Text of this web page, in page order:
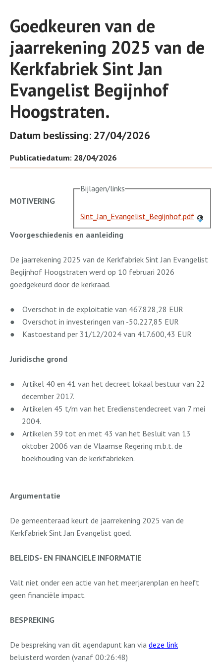
Goedkeuren van de
jaarrekening 2025 van de
Kerkfabriek Sint Jan
Evangelist Begijnhof
Hoogstraten.
Datum beslissing: 27/04/2026
Publicatiedatum: 28/04/2026
Bijlagen/links
Sint_Jan_Evangelist_Begijnhof.pdf
MOTIVERING
Voorgeschiedenis en aanleiding
De jaarrekening 2025 van de Kerkfabriek Sint Jan Evangelist
Begijnhof Hoogstraten werd op 10 februari 2026
goedgekeurd door de kerkraad.
●
Overschot in de exploitatie van 467.828,28 EUR
●
Overschot in investeringen van -50.227,85 EUR
●
Kastoestand per 31/12/2024 van 417.600,43 EUR
Juridische grond
●
Artikel 40 en 41 van het decreet lokaal bestuur van 22
december 2017.
●
Artikelen 45 t/m van het Eredienstendecreet van 7 mei
2004.
●
Artikelen 39 tot en met 43 van het Besluit van 13
oktober 2006 van de Vlaamse Regering m.b.t. de
boekhouding van de kerkfabrieken.
Argumentatie
De gemeenteraad keurt de jaarrekening 2025 van de
Kerkfabriek Sint Jan Evangelist goed.
BELEIDS- EN FINANCIELE INFORMATIE
Valt niet onder een actie van het meerjarenplan en heeft
geen financiële impact.
BESPREKING
De bespreking van dit agendapunt kan via deze link
beluisterd worden (vanaf 00:26:48)